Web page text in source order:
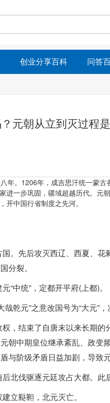
创业分享百科 问答
元朝从立到灭过程
年。1206年，成吉思汗统一蒙
进一步巩固，疆域超越历代。元
开中国行省制度之先河。
。先后攻灭西辽、西夏、
分裂。
“中统”，定都开平府(上都)。
乾元”之意改国号为“大元”，
，结束了自唐末以来长期
朝中期皇位继承紊乱、政变
与阶级矛盾日益加剧，导致
北伐驱逐元廷攻占大都。此
立鞑靼，北元灭亡。